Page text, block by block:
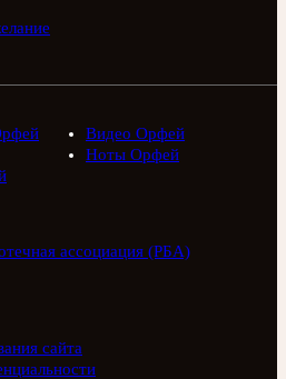
Видео Орфей
Ноты Орфей
ассоциация (РБА)
сайта